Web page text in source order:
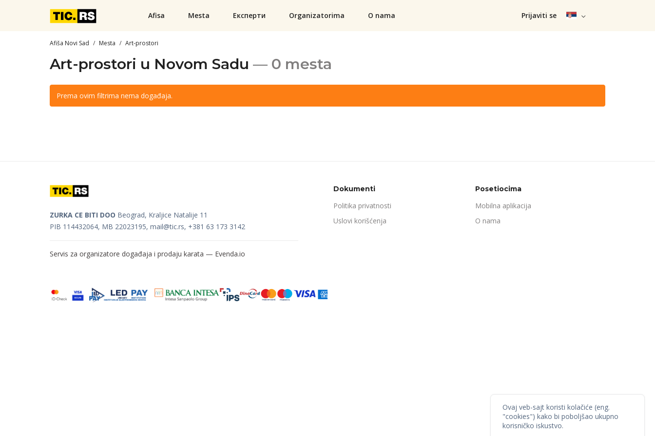
Afisa Mesta Експерти Organizatorima O nama Prijaviti se
Afiša Novi Sad Mesta Art-prostori
Art-prostori u Novom Sadu — 0 mesta
Prema ovim filtrima nema događaja.
ZURKA CE BITI DOO Beograd, Kraljice Natalije 11
PIB 114432064, MB 22023195, mail@tic.rs, +381 63 173 3142
Servis za organizatore događaja i prodaju karata — Evenda.io
Dokumenti
Politika privatnosti
Uslovi korišćenja
Posetiocima
Mobilna aplikacija
O nama
Ovaj veb-sajt koristi kolačiće (eng.
"cookies") kako bi poboljšao ukupno
korisničko iskustvo.